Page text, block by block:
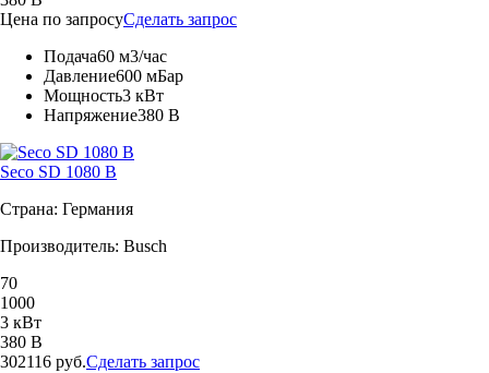
Цена по запросуСделать запрос
Подача60 м3/час
Давление600 мБар
Мощность3 кВт
Напряжение380 В
Seco SD 1080 B
Страна: Германия
Производитель: Busch
70
1000
3 кВт
380 В
302116 руб.Сделать запрос